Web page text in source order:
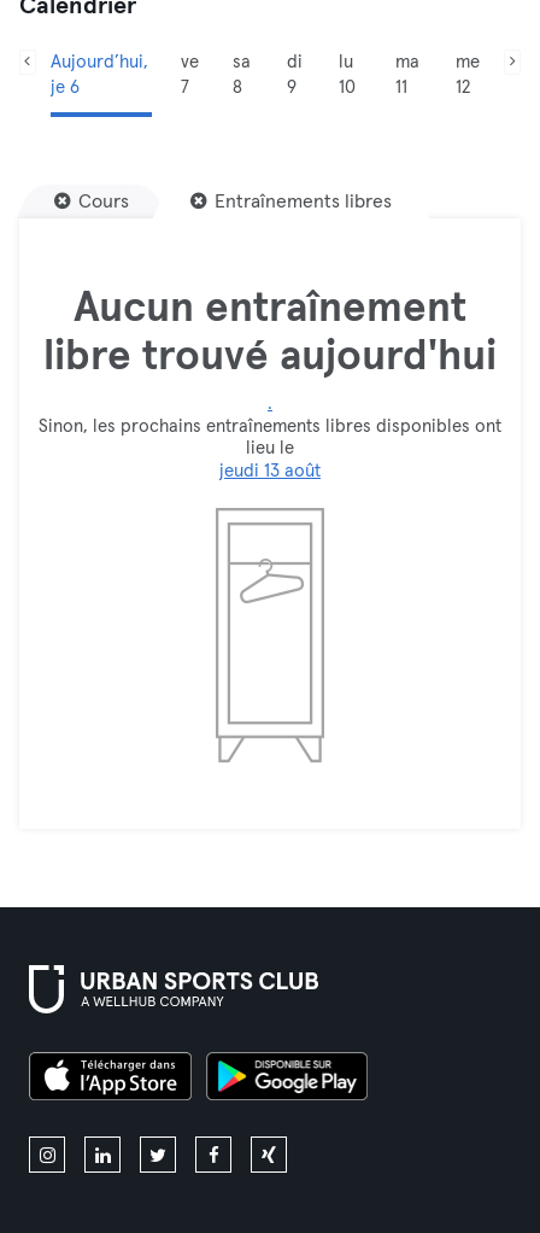
Calendrier
Aujourd’hui,
je 6
ve
7
sa
8
di
9
lu
10
ma
11
me
12
Cours Entraînements libres
Aucun entraînement
libre trouvé aujourd'hui
.
Sinon, les prochains entraînements libres disponibles ont
lieu le
jeudi 13 août